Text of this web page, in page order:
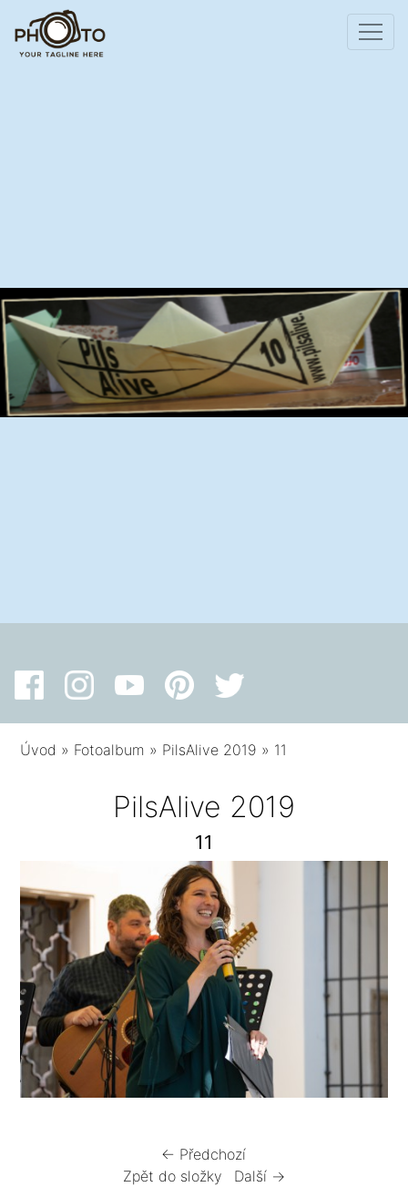
Úvod » Fotoalbum » PilsAlive 2019 » 11
PilsAlive 2019
11
← Předchozí
Zpět do složky
Další →